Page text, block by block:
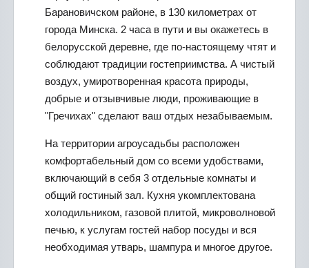
Барановичском районе, в 130 километрах от
города Минска. 2 часа в пути и вы окажетесь в
белорусской деревне, где по-настоящему чтят и
соблюдают традиции гостеприимства. А чистый
воздух, умиротворенная красота природы,
добрые и отзывчивые люди, проживающие в
"Гречихах" сделают ваш отдых незабываемым.
На территории агроусадьбы расположен
комфортабельный дом со всеми удобствами,
включающий в себя 3 отдельные комнаты и
общий гостиный зал. Кухня укомплектована
холодильником, газовой плитой, микроволновой
печью, к услугам гостей набор посуды и вся
необходимая утварь, шампура и многое другое.